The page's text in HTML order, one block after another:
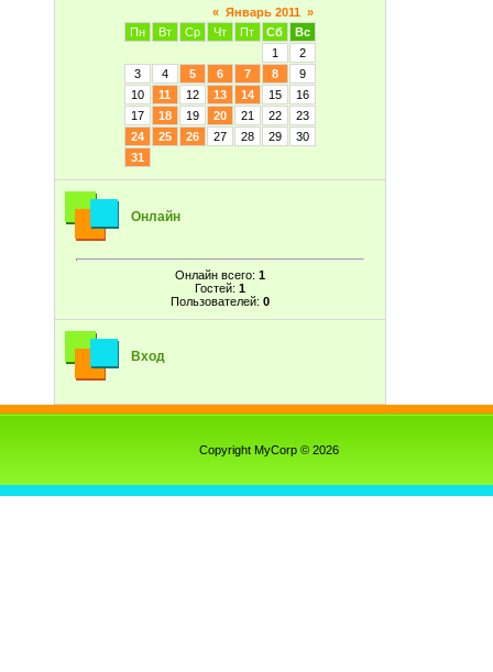
« Январь 2011 »
Пн
Вт Ср Чт Пт Сб
Вс
1
2
3
4 5 6 7 8
9
10
11 12 13 14 15
16
17
18 19 20 21 22
23
24
25 26 27 28 29
30
31
Онлайн
Онлайн всего: 1
Гостей: 1
Пользователей: 0
Вход
Copyright MyCorp © 2026